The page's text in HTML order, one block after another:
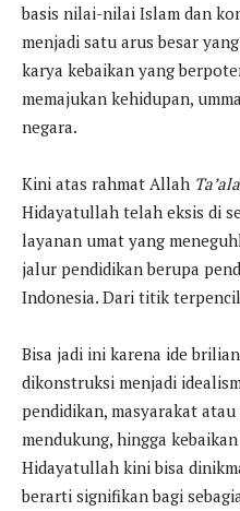
basis nilai-nilai Islam dan
menjadi satu arus besar
karya kebaikan yang
memajukan kehidupan,
negara.
Kini atas rahmat Allah Ta’ala
Hidayatullah telah eksis di
layanan umat yang
jalur pendidikan berupa
Indonesia. Dari titik
Bisa jadi ini karena ide
dikonstruksi menjadi
pendidikan, masyarakat
mendukung, hingga
Hidayatullah kini bisa
berarti signifikan bagi